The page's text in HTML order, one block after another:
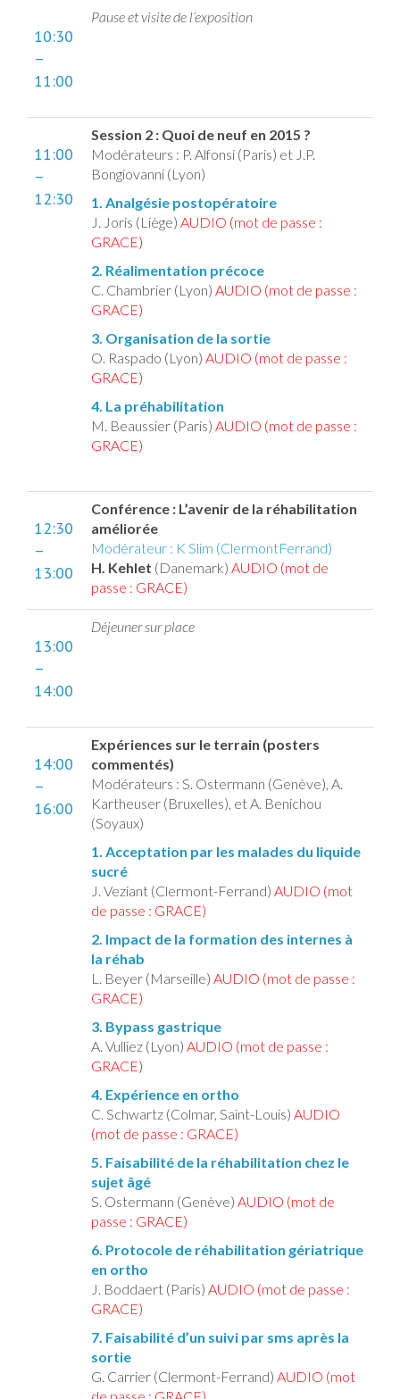
10:30
–
11:00
Pause et visite de l’exposition
11:00
–
12:30
Session 2 : Quoi de neuf en 2015 ?
Modérateurs : P. Alfonsi (Paris) et J.P.
Bongiovanni (Lyon)
1. Analgésie postopératoire
J. Joris (Liège) AUDIO (mot de passe :
GRACE)
2. Réalimentation précoce
C. Chambrier (Lyon) AUDIO (mot de passe :
GRACE)
3. Organisation de la sortie
O. Raspado (Lyon) AUDIO (mot de passe :
GRACE)
4. La préhabilitation
M. Beaussier (Paris) AUDIO (mot de passe :
GRACE)
12:30
–
13:00
Conférence : L’avenir de la réhabilitation
améliorée
Modérateur : K Slim (ClermontFerrand)
H. Kehlet (Danemark) AUDIO (mot de
passe : GRACE)
13:00
–
14:00
Déjeuner sur place
14:00
–
16:00
Expériences sur le terrain (posters
commentés)
Modérateurs : S. Ostermann (Genève), A.
Kartheuser (Bruxelles), et A. Benichou
(Soyaux)
1. Acceptation par les malades du liquide
sucré
J. Veziant (Clermont-Ferrand) AUDIO (mot
de passe : GRACE)
2. Impact de la formation des internes à
la réhab
L. Beyer (Marseille) AUDIO (mot de passe :
GRACE)
3. Bypass gastrique
A. Vulliez (Lyon) AUDIO (mot de passe :
GRACE)
4. Expérience en ortho
C. Schwartz (Colmar, Saint-Louis) AUDIO
(mot de passe : GRACE)
5. Faisabilité de la réhabilitation chez le
sujet âgé
S. Ostermann (Genève) AUDIO (mot de
passe : GRACE)
6. Protocole de réhabilitation gériatrique
en ortho
J. Boddaert (Paris) AUDIO (mot de passe :
GRACE)
7. Faisabilité d’un suivi par sms après la
sortie
G. Carrier (Clermont-Ferrand) AUDIO (mot